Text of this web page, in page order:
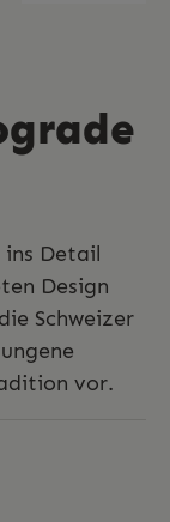
ins Detail
Design
Schweizer
vor.